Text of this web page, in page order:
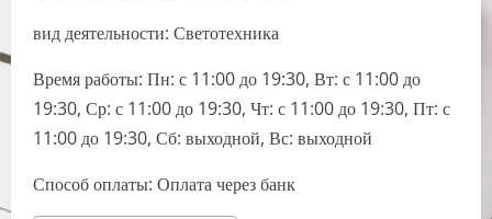
вид деятельности: Светотехника
Время работы: Пн: с 11:00 до 19:30, Вт: с 11:00 до
19:30, Ср: с 11:00 до 19:30, Чт: с 11:00 до 19:30, Пт: с
11:00 до 19:30, Сб: выходной, Вс: выходной
Способ оплаты: Оплата через банк